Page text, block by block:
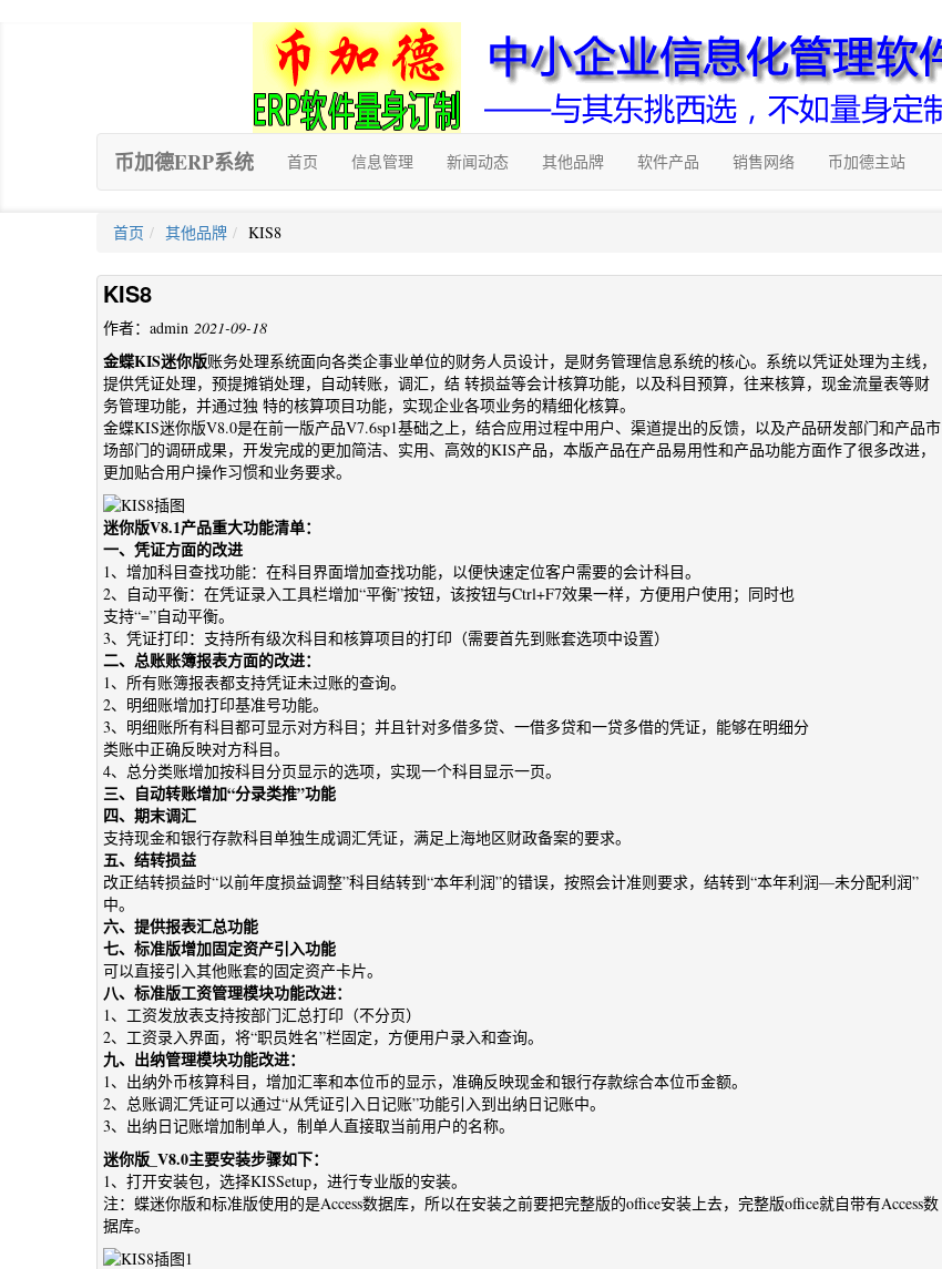
币加德ERP系统 首页 信息管理 新闻动态 其他品牌 软件产品 销售网络 币加德主站
首页 其他品牌 KIS8
KIS8
作者：admin 2021-09-18
金蝶KIS迷你版账务处理系统面向各类企事业单位的财务人员设计，是财务管理信息系统的核心。系统以凭证处理为主线，
提供凭证处理，预提摊销处理，自动转账，调汇，结 转损益等会计核算功能，以及科目预算，往来核算，现金流量表等财
务管理功能，并通过独 特的核算项目功能，实现企业各项业务的精细化核算。
金蝶KIS迷你版V8.0是在前一版产品V7.6sp1基础之上，结合应用过程中用户、渠道提出的反馈，以及产品研发部门和产品市
场部门的调研成果，开发完成的更加简洁、实用、高效的KIS产品，本版产品在产品易用性和产品功能方面作了很多改进，
更加贴合用户操作习惯和业务要求。
迷你版V8.1产品重大功能清单：
一、凭证方面的改进
1、增加科目查找功能：在科目界面增加查找功能，以便快速定位客户需要的会计科目。
2、自动平衡：在凭证录入工具栏增加“平衡”按钮，该按钮与Ctrl+F7效果一样，方便用户使用；同时也
支持“=”自动平衡。
3、凭证打印：支持所有级次科目和核算项目的打印（需要首先到账套选项中设置）
二、总账账簿报表方面的改进：
1、所有账簿报表都支持凭证未过账的查询。
2、明细账增加打印基准号功能。
3、明细账所有科目都可显示对方科目；并且针对多借多贷、一借多贷和一贷多借的凭证，能够在明细分
类账中正确反映对方科目。
4、总分类账增加按科目分页显示的选项，实现一个科目显示一页。
三、自动转账增加“分录类推”功能
四、期末调汇
支持现金和银行存款科目单独生成调汇凭证，满足上海地区财政备案的要求。
五、结转损益
改正结转损益时“以前年度损益调整”科目结转到“本年利润”的错误，按照会计准则要求，结转到“本年利润—未分配利润”
中。
六、提供报表汇总功能
七、标准版增加固定资产引入功能
可以直接引入其他账套的固定资产卡片。
八、标准版工资管理模块功能改进：
1、工资发放表支持按部门汇总打印（不分页）
2、工资录入界面，将“职员姓名”栏固定，方便用户录入和查询。
九、出纳管理模块功能改进：
1、出纳外币核算科目，增加汇率和本位币的显示，准确反映现金和银行存款综合本位币金额。
2、总账调汇凭证可以通过“从凭证引入日记账”功能引入到出纳日记账中。
3、出纳日记账增加制单人，制单人直接取当前用户的名称。
迷你版_V8.0主要安装步骤如下：
1、打开安装包，选择KISSetup，进行专业版的安装。
注：蝶迷你版和标准版使用的是Access数据库，所以在安装之前要把完整版的office安装上去，完整版office就自带有Access数
据库。